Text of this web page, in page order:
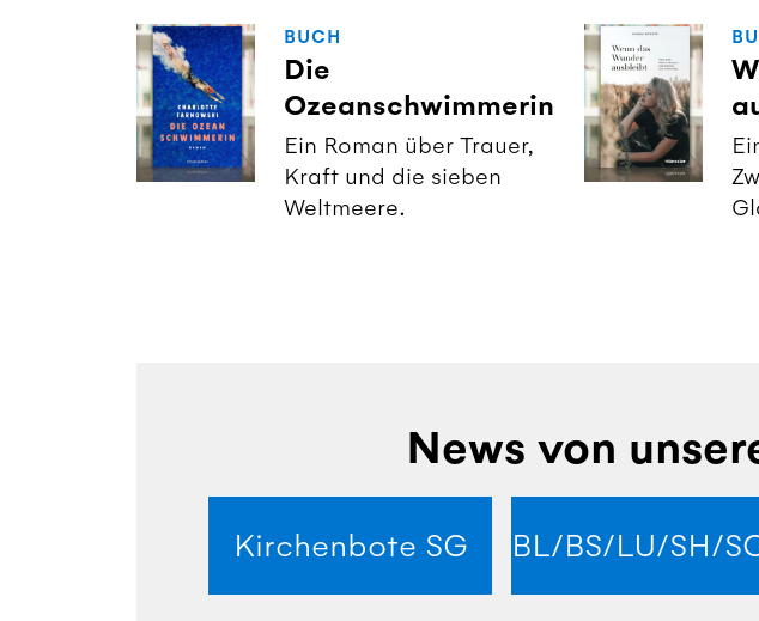
BUCH
Die
Ozeanschwimmerin
Ein Roman über Trauer,
Kraft und die sieben
Weltmeere.
News von
Kirchenbote SG BL/BS/LU/SH/